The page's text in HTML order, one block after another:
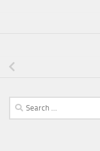
Search
for: